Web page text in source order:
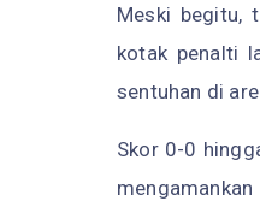
Meski begitu,
kotak penalti
sentuhan di
Skor 0-0